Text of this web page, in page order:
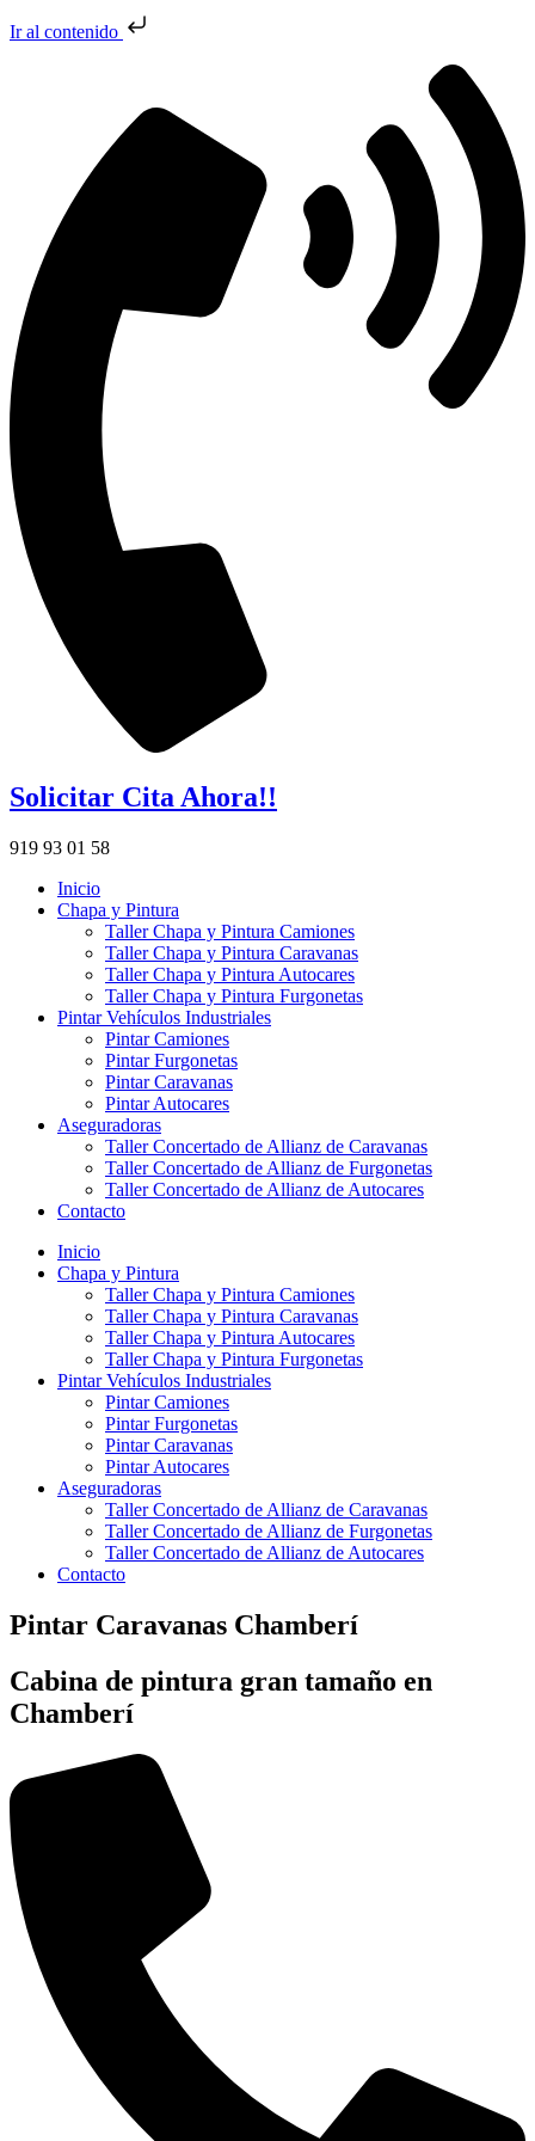
Ir al contenido
Solicitar Cita Ahora!!
919 93 01 58
Inicio
Chapa y Pintura
Taller Chapa y Pintura Camiones
Taller Chapa y Pintura Caravanas
Taller Chapa y Pintura Autocares
Taller Chapa y Pintura Furgonetas
Pintar Vehículos Industriales
Pintar Camiones
Pintar Furgonetas
Pintar Caravanas
Pintar Autocares
Aseguradoras
Taller Concertado de Allianz de Caravanas
Taller Concertado de Allianz de Furgonetas
Taller Concertado de Allianz de Autocares
Contacto
Inicio
Chapa y Pintura
Taller Chapa y Pintura Camiones
Taller Chapa y Pintura Caravanas
Taller Chapa y Pintura Autocares
Taller Chapa y Pintura Furgonetas
Pintar Vehículos Industriales
Pintar Camiones
Pintar Furgonetas
Pintar Caravanas
Pintar Autocares
Aseguradoras
Taller Concertado de Allianz de Caravanas
Taller Concertado de Allianz de Furgonetas
Taller Concertado de Allianz de Autocares
Contacto
Pintar Caravanas Chamberí
Cabina de pintura gran tamaño en
Chamberí